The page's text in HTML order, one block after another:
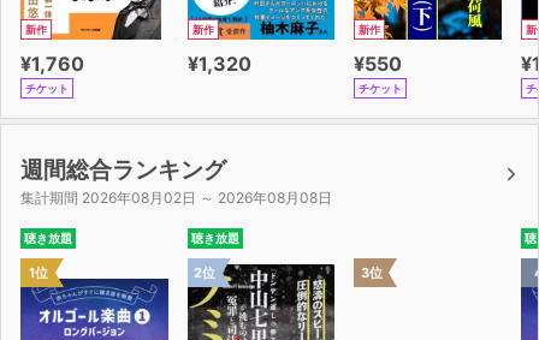
新作
¥1,760
チケット
新作
¥1,320
新作
¥550
チケット
新
チ
週間総合ランキング
集計期間 2026年08月02日 ～ 2026年08月08日
聴き放題
1位
聴き放題
2位 3位
聴